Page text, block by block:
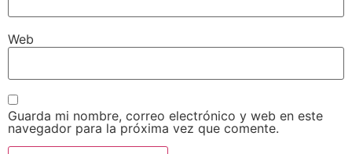
Web
Guarda mi nombre, correo electrónico y web en este
navegador para la próxima vez que comente.